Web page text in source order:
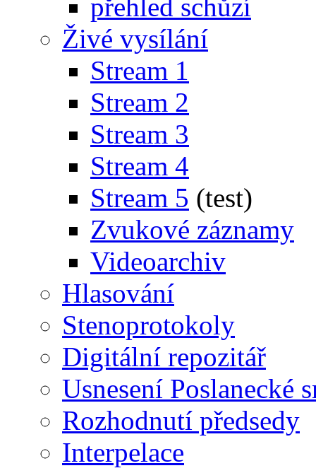
přehled schůzí
Živé vysílání
Stream 1
Stream 2
Stream 3
Stream 4
Stream 5 (test)
Zvukové záznamy
Videoarchiv
Hlasování
Stenoprotokoly
Digitální repozitář
Usnesení Poslanecké
Rozhodnutí předsedy
Interpelace